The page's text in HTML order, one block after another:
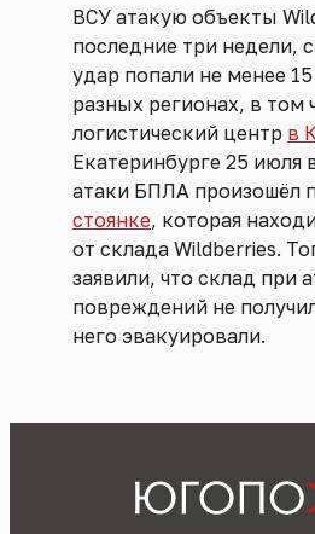
ВСУ атакую объекты
последние три недели,
удар попали не менее
разных регионах, в том
логистический центр в
Екатеринбурге 25 июля
атаки БПЛА произошёл
стоянке, которая
от склада Wildberries.
заявили, что склад при
повреждений не
него эвакуировали.